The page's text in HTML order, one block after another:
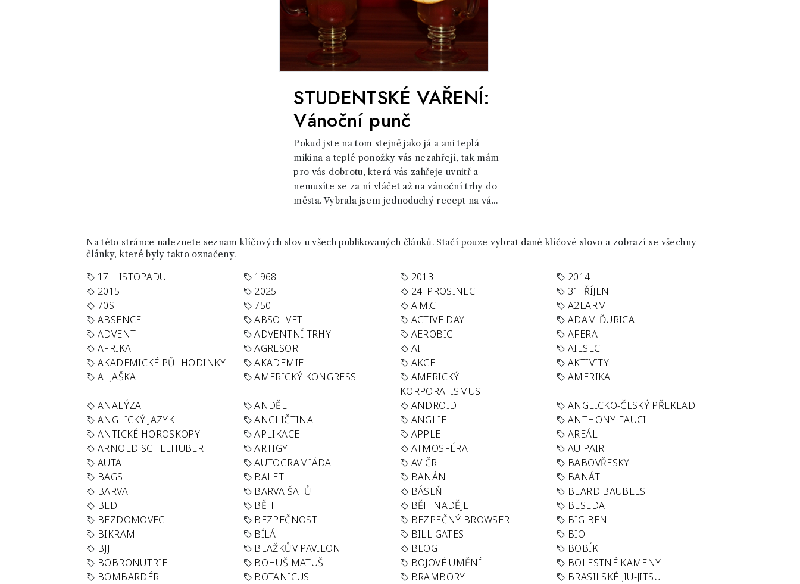
STUDENTSKÉ VAŘENÍ:
Vánoční punč
Pokud jste na tom stejně jako já a ani teplá
mikina a teplé ponožky vás nezahřejí, tak mám
pro vás dobrotu, která vás zahřeje uvnitř a
nemusíte se za ní vláčet až na vánoční trhy do
města. Vybrala jsem jednoduchý recept na vá...
Na této stránce naleznete seznam klíčových slov u všech publikovaných článků. Stačí pouze vybrat dané klíčové slovo a zobrazí se všechny
články, které byly takto označeny.
17. LISTOPADU 1968 2013
2014
2015
2025 24. PROSINEC
31. ŘÍJEN
70S
750 A.M.C.
A2LARM
ABSENCE
ABSOLVET ACTIVE DAY
ADAM ĎURICA
ADVENT
ADVENTNÍ TRHY AEROBIC
AFERA
AFRIKA
AGRESOR AI
AIESEC
AKADEMICKÉ PŮLHODINKY
AKADEMIE AKCE
AKTIVITY
ALJAŠKA
AMERICKÝ KONGRESS
AMERICKÝ
KORPORATISMUS
AMERIKA
ANALÝZA ANDĚL ANDROID
ANGLICKO-ČESKÝ PŘEKLAD
ANGLICKÝ JAZYK
ANGLIČTINA ANGLIE
ANTHONY FAUCI
ANTICKÉ HOROSKOPY
APLIKACE APPLE
AREÁL
ARNOLD SCHLEHUBER
ARTIGY ATMOSFÉRA
AU PAIR
AUTA
AUTOGRAMIÁDA AV ČR
BABOVŘESKY
BAGS
BALET BANÁN
BANÁT
BARVA
BARVA ŠATŮ BÁSEŇ
BEARD BAUBLES
BED
BĚH BĚH NADĚJE
BESEDA
BEZDOMOVEC
BEZPEČNOST BEZPEČNÝ BROWSER
BIG BEN
BIKRAM
BÍLÁ BILL GATES
BIO
BJJ
BLAŽKŮV PAVILON BLOG
BOBÍK
BOBRONUTRIE
BOHUŠ MATUŠ BOJOVÉ UMĚNÍ
BOLESTNÉ KAMENY
BOMBARDÉR
BOTANICUS BRAMBORY
BRASILSKÉ JIU-JITSU